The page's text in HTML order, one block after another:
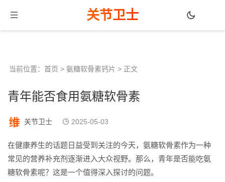
关节卫士
当前位置： 首页 > 氨糖软骨素钙片 > 正文
青年能否食用氨糖软骨素
关节卫士 2025-05-03
在健康养生的话题日益受到关注的今天，氨糖软骨素作为一种
常见的营养补充剂逐渐进入大众视野。那么，青年是否能吃氨
糖软骨素呢？这是一个值得深入探讨的问题。